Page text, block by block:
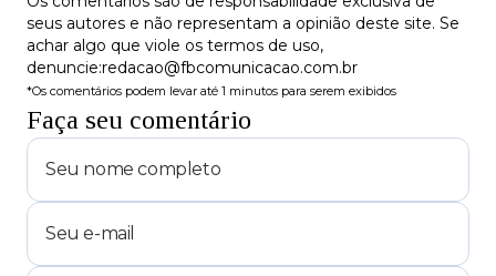
seus autores e não representam a opinião deste site. Se
achar algo que viole os termos de uso,
denuncie:redacao@fbcomunicacao.com.br
*Os comentários podem levar até 1 minutos para serem exibidos
Faça seu comentário